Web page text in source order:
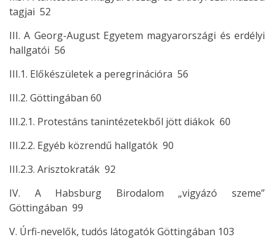
tagjai 52
III. A Georg-August Egyetem magyarországi és erdélyi
hallgatói 56
III.1. Előkészületek a peregrinációra 56
III.2. Göttingában 60
III.2.1. Protestáns tanintézetekből jött diákok 60
III.2.2. Egyéb közrendű hallgatók 90
III.2.3. Arisztokraták 92
IV. A Habsburg Birodalom „vigyázó szeme”
Göttingában 99
V. Úrfi-nevelők, tudós látogatók Göttingában 103